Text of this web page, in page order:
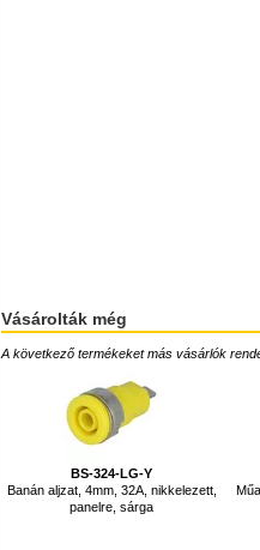
Vásárolták még
A következő termékeket más vásárlók
BS-324-LG-Y
Banán aljzat, 4mm, 32A, nikkelezett,
panelre, sárga